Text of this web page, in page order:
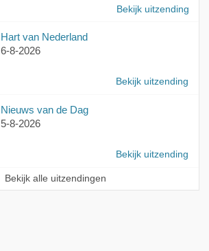
Bekijk uitzending
Hart van Nederland
6-8-2026
Bekijk uitzending
Nieuws van de Dag
5-8-2026
Bekijk uitzending
Bekijk alle uitzendingen